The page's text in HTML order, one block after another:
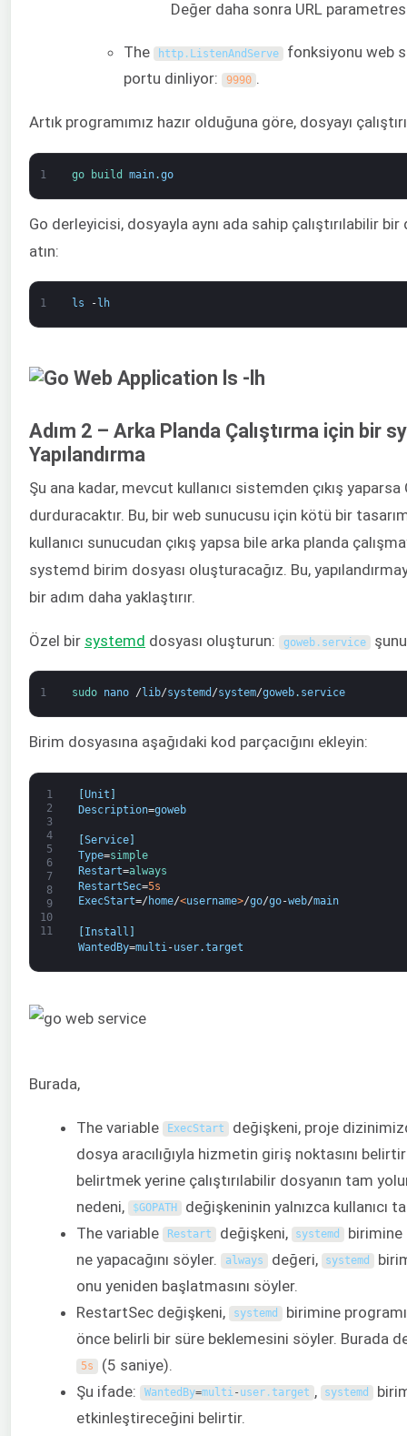
Değer daha sonra URL
The http. ListenAndServe fonksiyonu web
portu dinliyor:
9990 .
Artık programımız hazır olduğuna göre, dosyayı
1 go build main.go
Go derleyicisi, dosyayla aynı ada sahip çalıştırılabilir
atın:
1 ls - lh
Adım 2 – Arka Planda Çalıştırma için bir
Yapılandırma
Şu ana kadar, mevcut kullanıcı sistemden çıkış yaparsa
durduracaktır. Bu, bir web sunucusu için kötü bir
kullanıcı sunucudan çıkış yapsa bile arka planda
systemd birim dosyası oluşturacağız. Bu,
bir adım daha yaklaştırır.
Özel bir systemd dosyası oluşturun: goweb. service
1 sudo nano / lib/systemd /system/goweb. service
Birim dosyasına aşağıdaki kod parçacığını ekleyin:
1
2
3
4
5
6
7
8
9
10
11
[Unit ]
Description=goweb
Service]
Type=simple
Restart=always
RestartSec=5s
ExecStart=/ home/<username>/go/go-web/main
Install
WantedBy=multi -user.target
Burada,
The variable ExecStart değişkeni, proje
dosya aracılığıyla hizmetin giriş noktasını
belirtmek yerine çalıştırılabilir dosyanın tam
nedeni,
$GOPATH değişkeninin yalnızca kullanıcı
The variable
Restart değişkeni, systemd
birimine
ne yapacağını söyler.
always değeri, systemd
onu yeniden başlatmasını söyler.
RestartSec değişkeni,
systemd birimine
önce belirli bir süre beklemesini söyler. Burada
5s (5 saniye).
Şu ifade:
WantedBy=multi- user.target , systemd
etkinleştireceğini belirtir.